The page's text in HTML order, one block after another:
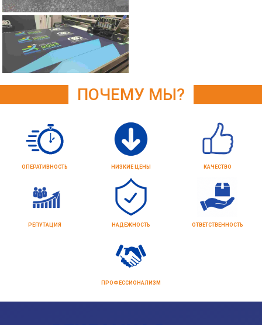
ПОЧЕМУ МЫ?
ОПЕРАТИВНОСТЬ НИЗКИЕ ЦЕНЫ КАЧЕСТВО
РЕПУТАЦИЯ НАДЕЖНОСТЬ ОТВЕТСТВЕННОСТЬ
ПРОФЕССИОНАЛИЗМ